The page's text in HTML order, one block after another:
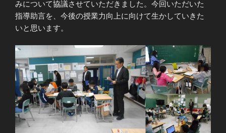
みについて協議させていただきました。今回いただいた
指導助言を、今後の授業力向上に向けて生かしていきた
いと思います。